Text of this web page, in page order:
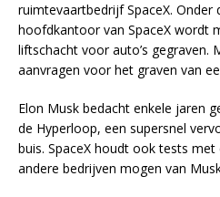
ruimtevaartbedrijf SpaceX. Onder
hoofdkantoor van SpaceX wordt
liftschacht voor auto’s gegraven.
aanvragen voor het graven van
Elon Musk bedacht enkele jaren
de Hyperloop, een supersnel
buis. SpaceX houdt ook tests
andere bedrijven mogen van